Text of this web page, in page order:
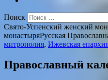
Поиск
Свято-Успенский женский
монастыряРусская
митрополия, Ижевская
Православный